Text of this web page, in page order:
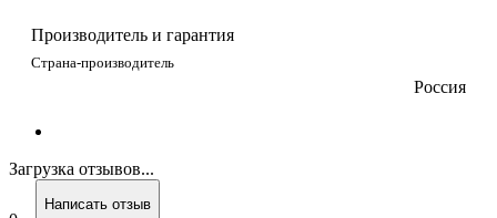
Производитель и гарантия
Страна-производитель
Россия
Загрузка отзывов...
Написать отзыв